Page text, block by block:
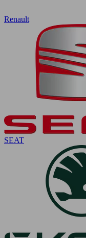
Renault
SEAT